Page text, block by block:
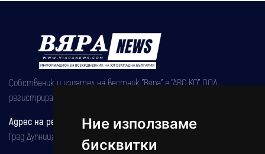
Ние използваме
бисквитки
Собственик и издател на вестник "Вяра" е "АВС КО" ООД,
регистрирана на 08.05.2002 година.
Адрес на редакцията
Град Дупница, ул.''Христо Ботев" 43